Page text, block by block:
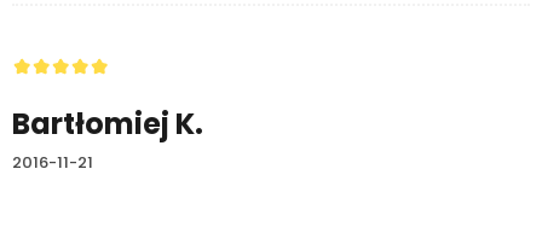
Bartłomiej K.
2016-11-21